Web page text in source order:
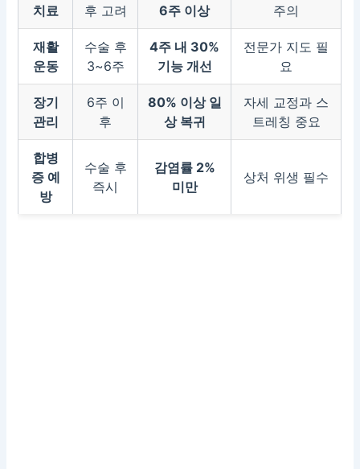
치료
후 고려
6주 이상
주의
재활
운동
수술 후
3~6주
4주 내 30%
기능 개선
전문가 지도 필
요
장기
관리
6주 이
후
80% 이상 일
상 복귀
자세 교정과 스
트레칭 중요
합병
증 예
방
수술 후
즉시
감염률 2%
미만
상처 위생 필수